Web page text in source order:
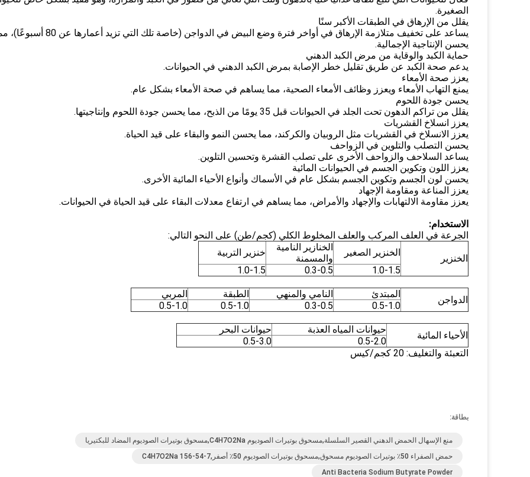
الصغيرة.
يقلل من الإرهاق في الطبقات الأكبر سنًا
يساعد على تخفيف متلازمة الإرهاق في أواخر فترة وضع البيض في الدواجن (خاصة تلك التي تزيد أعمارها
يحسن الإنتاجية الإجمالية.
حماية الكبد والوقاية من مرض الكبد الدهني
يدعم صحة الكبد عن طريق تقليل خطر الإصابة بمرض الكبد الدهني في الحيوانات.
يعزز صحة الأمعاء
يمنع التهاب الأمعاء ويعزز وظائف الأمعاء الصحية، مما يساهم في صحة الأمعاء بشكل عام.
يحسن جودة اللحوم
يقلل من تراكم الدهون تحت الجلد في الحيوانات قبل 35 يومًا من الذبح، مما يحسن جودة اللحوم وإنتاجيتها.
يعزز انسلاخ القشريات
يعزز الانسلاخ في القشريات مثل الروبيان والكركند، مما يحسن النمو والبقاء على قيد الحياة.
يحسن التصلب والتلوين في الزواحف
يساعد السلاحف والزواحف الأخرى على تصلب القشرة وتحسين التلوين.
يعزز اللون وتكوين الجسم في الحيوانات المائية
يحسن لون الجسم وتكوين الجسم بشكل عام في الأسماك وأنواع الأحياء المائية الأخرى.
يعزز المناعة ومقاومة الإجهاد
يعزز مقاومة الالتهابات والإجهاد والأمراض، مما يساهم في ارتفاع معدلات البقاء على قيد الحياة في الحيوانات.
الاستخدام:
الجرعة في العلف المركب والعلف المخلوط الكلي (كجم/طن) على النحو التالي:
الخنزير
الخنزير الصغير
الخنازير النامية
والمسمنة
خنزير التربية
1.0-1.5
0.3-0.5
1.0-1.5
الدواجن
المبتدئ النامي والمنهي الطبقة
المربي
0.5-1.0
0.3-0.5
0.5-1.0
0.5-1.0
الأحياء المائية
حيوانات المياه العذبة
حيوانات البحر
0.5-2.0
0.5-3.0
التعبئة والتغليف: 20 كجم/كيس
بطاقة:
منع الإسهال الحمض الدهني القصير السلسلة,مسحوق بوتيرات الصوديوم C4H7O2Na,مسحوق بوتيرات الصوديوم المضاد للبكتيريا
حمض الصفراء 50٪ بوتيرات الصوديوم مسحوق,مسحوق بوتيرات الصوديوم 50٪ أصفر,C4H7O2Na 156-54-7
Anti Bacteria Sodium Butyrate Powder